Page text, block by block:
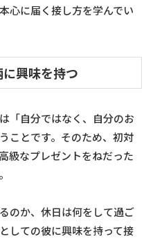
心に届く接し方を学んでい
興味を持つ
「自分ではなく、自分のお
ことです。そのため、初対
級なプレゼントをねだった
のか、休日は何をして過ご
しての彼に興味を持って接